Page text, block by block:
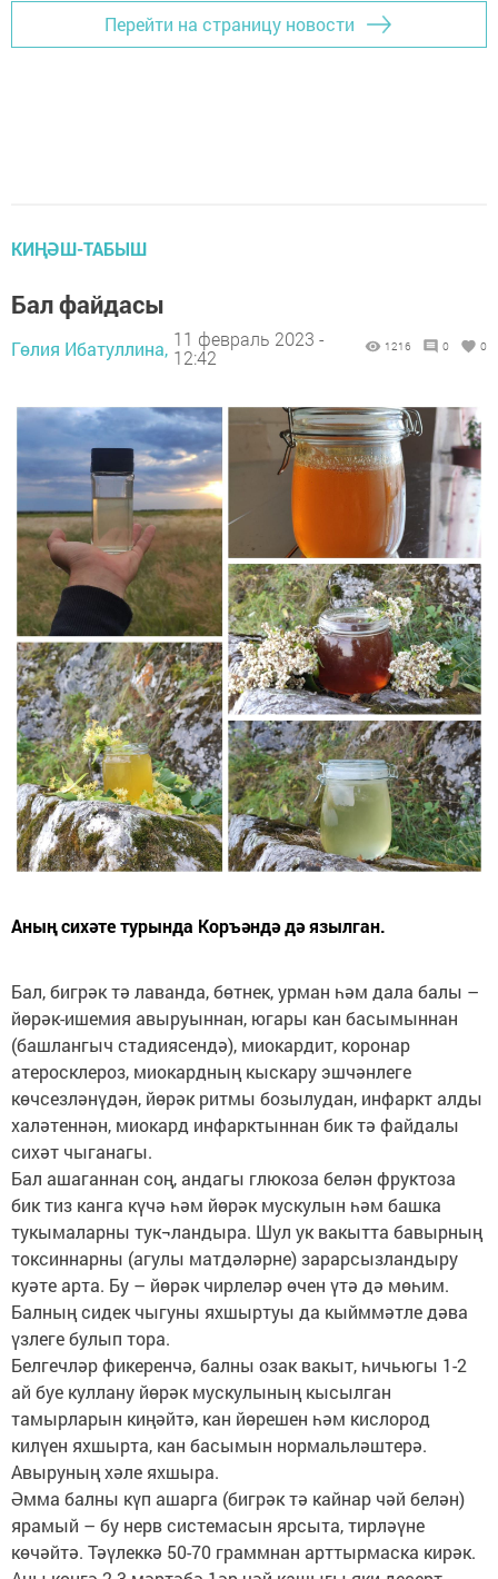
Перейти на страницу новости
КИҢӘШ-ТАБЫШ
Бал файдасы
Гөлия Ибатуллина, 11 февраль 2023 -
12:42
1216 0 0
Аның сихәте турында Коръәндә дә язылган.
Бал, бигрәк тә лаванда, бөтнек, урман һәм дала балы –
йөрәк-ишемия авыруыннан, югары кан басымыннан
(башлангыч стадиясендә), миокардит, коронар
атеросклероз, миокардның кыскару эшчәнлеге
көчсезләнүдән, йөрәк ритмы бозылудан, инфаркт алды
халәтеннән, миокард инфарктыннан бик тә файдалы
сихәт чыганагы.
Бал ашаганнан соң, андагы глюкоза белән фруктоза
бик тиз канга күчә һәм йөрәк мускулын һәм башка
тукымаларны тук¬ландыра. Шул ук вакытта бавырның
токсиннарны (агулы матдәләрне) зарарсызландыру
куәте арта. Бу – йөрәк чирлеләр өчен үтә дә мөһим.
Балның сидек чыгуны яхшыртуы да кыйммәтле дәва
үзлеге булып тора.
Белгечләр фикеренчә, балны озак вакыт, һичьюгы 1-2
ай буе куллану йөрәк мускулының кысылган
тамырларын киңәйтә, кан йөрешен һәм кислород
килүен яхшырта, кан басымын нормальләштерә.
Авыруның хәле яхшыра.
Әмма балны күп ашарга (бигрәк тә кайнар чәй белән)
ярамый – бу нерв системасын ярсыта, тирләүне
көчәйтә. Тәүлеккә 50-70 граммнан арттырмаска кирәк.